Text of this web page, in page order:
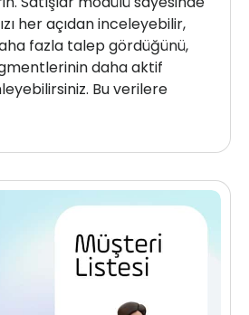
her açıdan inceleyebilir,
fazla talep gördüğünü,
daha aktif
Bu verilere